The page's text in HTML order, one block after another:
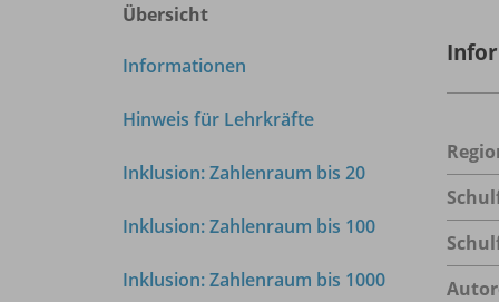
Übersicht
Informationen
Hinweis für Lehrkräfte
Inklusion: Zahlenraum bis 20
Inklusion: Zahlenraum bis 100
Inklusion: Zahlenraum bis 1000